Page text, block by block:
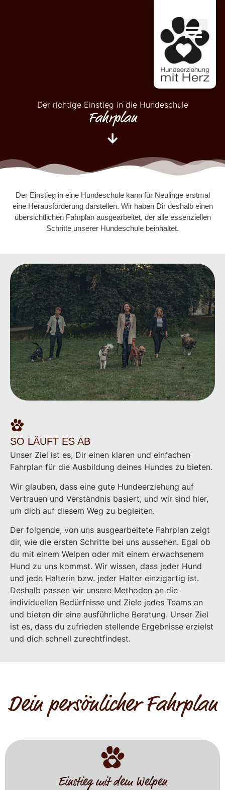
Der richtige Einstieg in die Hundeschule
Fahrplan
Der Einstieg in eine Hundeschule kann für Neulinge erstmal
eine Herausforderung darstellen. Wir haben Dir deshalb einen
übersichtlichen Fahrplan ausgearbeitet, der alle essenziellen
Schritte unserer Hundeschule beinhaltet.
SO LÄUFT ES AB
Unser Ziel ist es, Dir einen klaren und einfachen
Fahrplan für die Ausbildung deines Hundes zu bieten.
Wir glauben, dass eine gute Hundeerziehung auf
Vertrauen und Verständnis basiert, und wir sind hier,
um dich auf diesem Weg zu begleiten.
Der folgende, von uns ausgearbeitete Fahrplan zeigt
dir, wie die ersten Schritte bei uns aussehen. Egal ob
du mit einem Welpen oder mit einem erwachsenem
Hund zu uns kommst. Wir wissen, dass jeder Hund
und jede Halterin bzw. jeder Halter einzigartig ist.
Deshalb passen wir unsere Methoden an die
individuellen Bedürfnisse und Ziele jedes Teams an
und bieten dir eine ausführliche Beratung. Unser Ziel
ist es, dass du zufrieden stellende Ergebnisse erzielst
und dich schnell zurechtfindest.
Dein persönlicher Fahrplan
Einstieg mit dem Welpen